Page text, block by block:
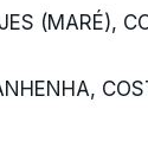
(MARÉ),